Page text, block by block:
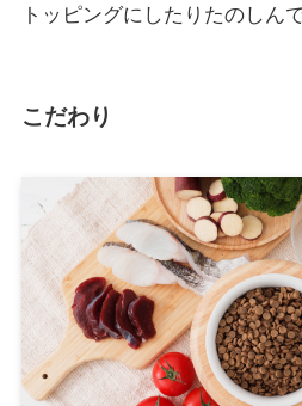
トッピングにしたりたのしん
こだわり